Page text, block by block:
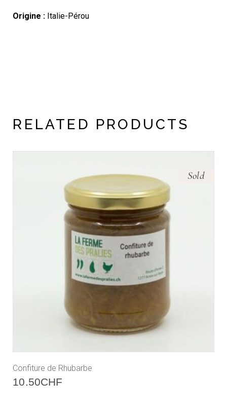
Origine : Italie-Pérou
RELATED PRODUCTS
Sold
Confiture de Rhubarbe
10.50CHF